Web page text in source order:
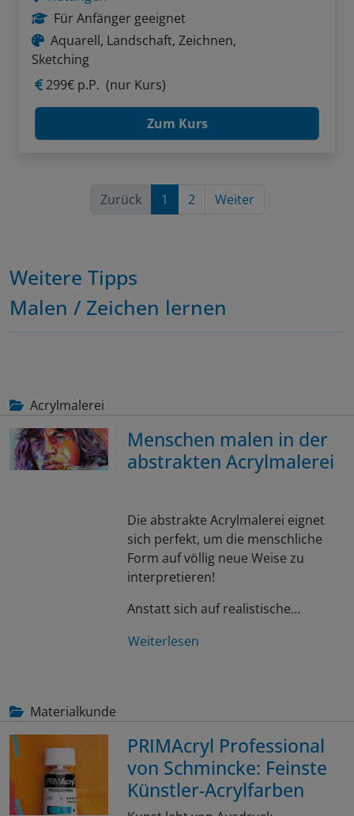
Für Anfänger geeignet
Aquarell, Landschaft, Zeichnen,
Sketching
299€ p.P. (nur Kurs)
Zum Kurs
Zurück 1 2 Weiter
Weitere Tipps
Malen / Zeichen lernen
Acrylmalerei
Menschen malen in der
abstrakten Acrylmalerei
Die abstrakte Acrylmalerei eignet
sich perfekt, um die menschliche
Form auf völlig neue Weise zu
interpretieren!
Anstatt sich auf realistische…
Weiterlesen
Materialkunde
PRIMAcryl Professional
von Schmincke: Feinste
Künstler-Acrylfarben